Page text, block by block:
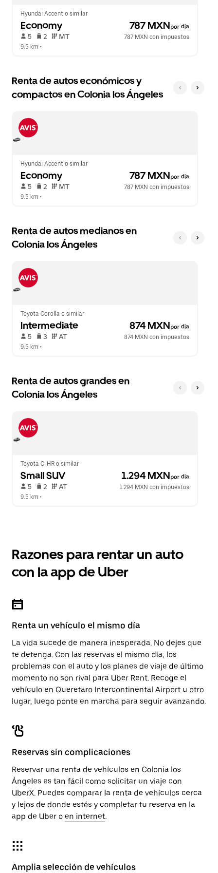
Hyundai Accent o similar
Economy 787 MXNpor día
5 2 MT
787 MXN con impuestos
9.5 km •
Renta de autos económicos y
compactos en Colonia los Ángeles
Hyundai Accent o similar
Economy 787 MXNpor día
5 2 MT
787 MXN con impuestos
9.5 km •
Renta de autos medianos en
Colonia los Ángeles
Toyota Corolla o similar
Intermediate 874 MXNpor día
5 3 AT
874 MXN con impuestos
9.5 km •
Renta de autos grandes en
Colonia los Ángeles
Toyota C-HR o similar
Small SUV 1.294 MXNpor día
5 2 AT
1.294 MXN con impuestos
9.5 km •
Razones para rentar un auto
con la app de Uber
Renta un vehículo el mismo día
La vida sucede de manera inesperada. No dejes que
te detenga. Con las reservas el mismo día, los
problemas con el auto y los planes de viaje de último
momento no son rival para Uber Rent. Recoge el
vehículo en Queretaro Intercontinental Airport u otro
lugar, luego ponte en marcha para seguir avanzando.
Reservas sin complicaciones
Reservar una renta de vehículos en Colonia los
Ángeles es tan fácil como solicitar un viaje con
UberX. Puedes comparar la renta de vehículos cerca
y lejos de donde estés y completar tu reserva en la
app de Uber o en internet.
Amplia selección de vehículos